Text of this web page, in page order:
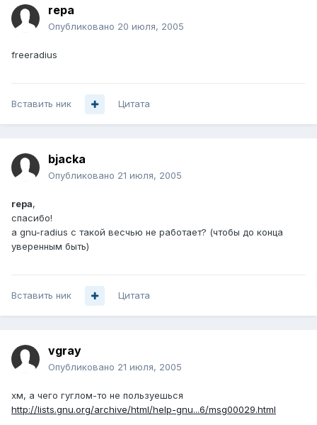
repa
Опубликовано 20 июля, 2005
freeradius
Вставить ник Цитата
bjacka
Опубликовано 21 июля, 2005
repa,
спасибо!
а gnu-radius с такой весчью не работает? (чтобы до конца
уверенным быть)
Вставить ник Цитата
vgray
Опубликовано 21 июля, 2005
хм, а чего гуглом-то не пользуешься
http://lists.gnu.org/archive/html/help-gnu...6/msg00029.html